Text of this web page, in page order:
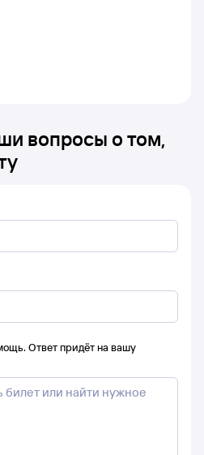
вопросы о том,
Ответ придёт на вашу